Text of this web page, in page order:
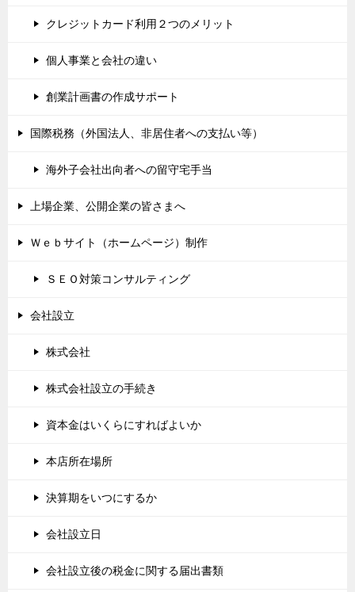
クレジットカード利用２つのメリット
個人事業と会社の違い
創業計画書の作成サポート
国際税務（外国法人、非居住者への支払い等）
海外子会社出向者への留守宅手当
上場企業、公開企業の皆さまへ
Ｗｅｂサイト（ホームページ）制作
ＳＥＯ対策コンサルティング
会社設立
株式会社
株式会社設立の手続き
資本金はいくらにすればよいか
本店所在場所
決算期をいつにするか
会社設立日
会社設立後の税金に関する届出書類